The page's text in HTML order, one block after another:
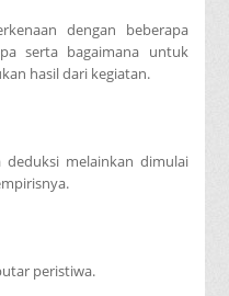
dengan beberapa
serta bagaimana untuk
hasil dari kegiatan.
deduksi melainkan dimulai
peristiwa.